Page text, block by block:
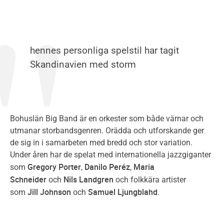
hennes personliga spelstil har tagit
Skandinavien med storm
Bohuslän Big Band är en orkester som både värnar och
utmanar storbandsgenren. Orädda och utforskande ger
de sig in i samarbeten med bredd och stor variation.
Under åren har de spelat med internationella jazzgiganter
som Gregory Porter, Danilo Peréz, Maria
Schneider och Nils Landgren och folkkära artister
som Jill Johnson och Samuel Ljungblahd.